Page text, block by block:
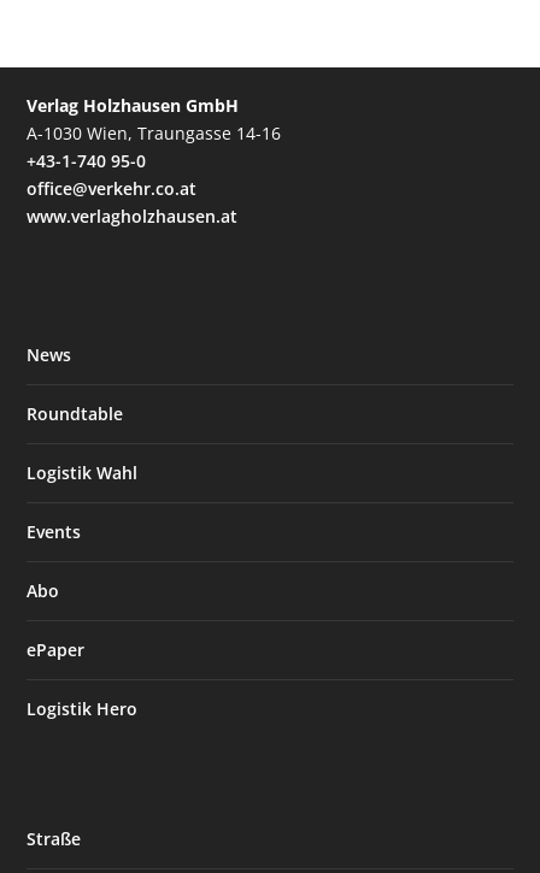
Verlag Holzhausen GmbH
A-1030 Wien, Traungasse 14-16
+43-1-740 95-0
office@verkehr.co.at
www.verlagholzhausen.at
News
Roundtable
Logistik Wahl
Events
Abo
ePaper
Logistik Hero
Straße